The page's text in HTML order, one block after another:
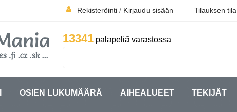
Rekisteröinti / Kirjaudu sisään Tilauksen tila
13341 palapeliä varastossa
OSIEN LUKUMÄÄRÄ AIHEALUEET TEKIJÄT